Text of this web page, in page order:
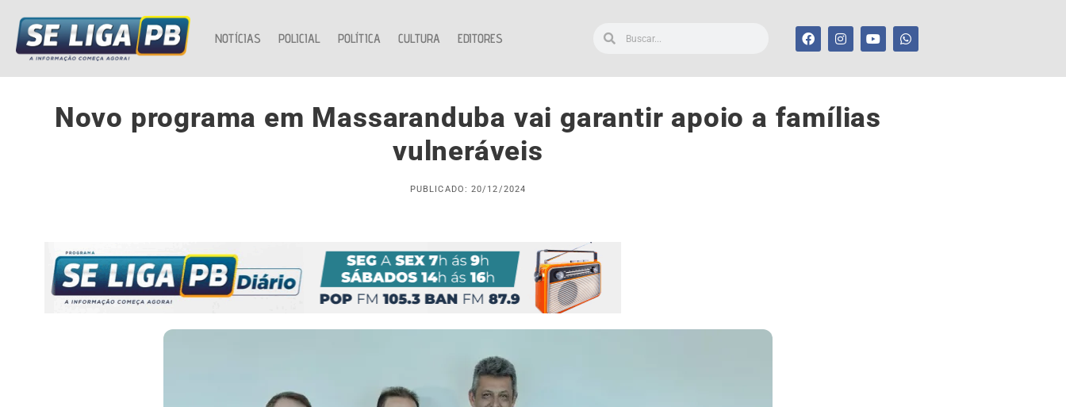
NOTÍCIAS POLICIAL POLÍTICA CULTURA EDITORES
Novo programa em Massaranduba vai garantir apoio a famílias
vulneráveis
PUBLICADO: 20/12/2024